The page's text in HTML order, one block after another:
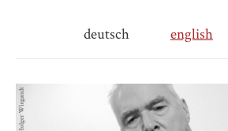
deutsch english